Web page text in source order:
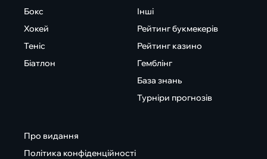
Бокс
Хокей
Теніс
Біатлон
Інші
Рейтинг букмекерів
Рейтинг казино
Гемблінг
База знань
Турніри прогнозів
Про видання
Політика конфіденційності